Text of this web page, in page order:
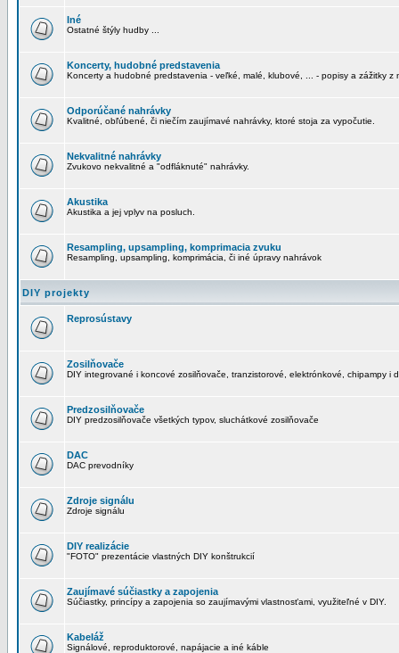
Iné
Ostatné štýly hudby ...
Koncerty, hudobné predstavenia
Koncerty a hudobné predstavenia - veľké, malé, klubové, ... - popisy a zážitky z
Odporúčané nahrávky
Kvalitné, obľúbené, či niečím zaujímavé nahrávky, ktoré stoja za vypočutie.
Nekvalitné nahrávky
Zvukovo nekvalitné a "odfláknuté" nahrávky.
Akustika
Akustika a jej vplyv na posluch.
Resampling, upsampling, komprimacia zvuku
Resampling, upsampling, komprimácia, či iné úpravy nahrávok
DIY projekty
Reprosústavy
Zosilňovače
DIY integrované i koncové zosilňovače, tranzistorové, elektrónkové, chipampy i
Predzosilňovače
DIY predzosilňovače všetkých typov, sluchátkové zosilňovače
DAC
DAC prevodníky
Zdroje signálu
Zdroje signálu
DIY realizácie
"FOTO" prezentácie vlastných DIY konštrukcií
Zaujímavé súčiastky a zapojenia
Súčiastky, princípy a zapojenia so zaujímavými vlastnosťami, využiteľné v DIY.
Kabeláž
Signálové, reproduktorové, napájacie a iné káble